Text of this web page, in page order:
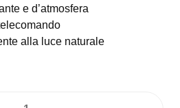
e d’atmosfera
alla luce naturale